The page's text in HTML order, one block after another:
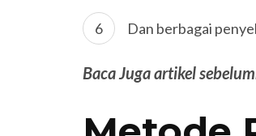
Dan berbagai
Baca Juga artikel